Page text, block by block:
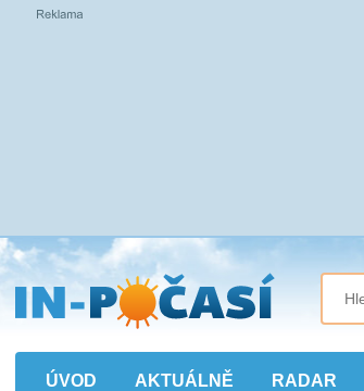
Přejít
na
hlavní
obsah
ÚVOD AKTUÁLNĚ RADAR